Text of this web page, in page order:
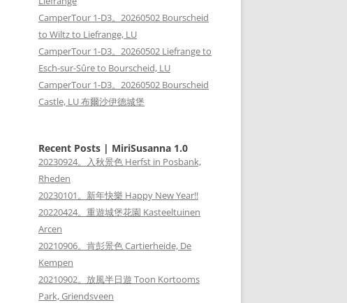
CamperTour 1-D3。20260502 Bourscheid
to Wiltz to Liefrange, LU
CamperTour 1-D3。20260502 Liefrange to
Esch-sur-Sûre to Bourscheid, LU
CamperTour 1-D3。20260502 Bourscheid
Castle, LU 布爾沙伊德城堡
Recent Posts | MiriSusanna 1.0
20230924。入秋景色 Herfst in Posbank,
Rheden
20230101。新年快樂 Happy New Year!!
20220424。重遊城堡花園 Kasteeltuinen
Arcen
20210906。肯彭景色 Cartierheide, De
Kempen
20210902。放風半日遊 Toon Kortooms
Park, Griendsveen